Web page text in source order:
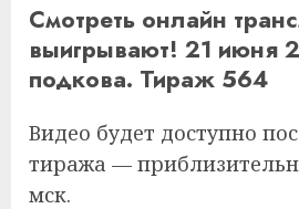
Смотреть онлайн
выигрывают! 21 июня
подкова. Тираж 564
Видео будет доступно
тиража —
мск.